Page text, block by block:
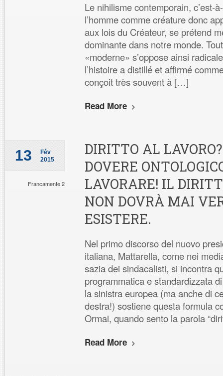
Le nihilisme contemporain, c’est-
l’homme comme créature donc
aux lois du Créateur, se prétend
dominante dans notre monde.
«moderne» s’oppose ainsi
l’histoire a distillé et affirmé
conçoit très souvent à […]
Read More
13
Fév
2015
Francamente 2
DIRITTO AL
DOVERE
LAVORARE! IL
NON DOVRÀ MAI
ESISTERE.
Nel primo discorso del nuovo
italiana, Mattarella, come nei
sazia dei sindacalisti, si incontra
programmatica e standardizzata
la sinistra europea (ma anche di
destra!) sostiene questa formula
Ormai, quando sento la parola
Read More